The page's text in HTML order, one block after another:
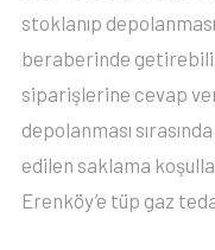
stoklanıp
beraberinde
siparişlerine cevap
depolanması
edilen saklama
Erenköy’e tüp gaz